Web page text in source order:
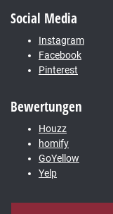
Social Media
Instagram
Facebook
Pinterest
Bewertungen
Houzz
homify
GoYellow
Yelp